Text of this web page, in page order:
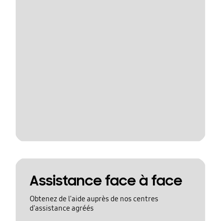
Assistance face à face
Obtenez de l'aide auprès de nos centres
d'assistance agréés